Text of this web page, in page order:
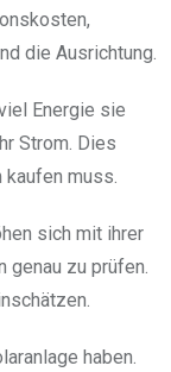
die Ausrichtung.
Energie sie
Strom. Dies
muss.
sich mit ihrer
genau zu prüfen.
haben.